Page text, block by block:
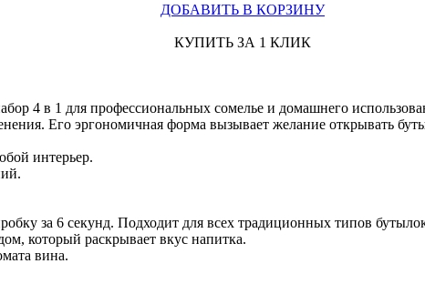
ДОБАВИТЬ В КОРЗИНУ
КУПИТЬ ЗА 1 КЛИК
4 в 1 для профессиональных сомелье и домашнего
Его эргономичная форма вызывает желание открывать
интерьер.
за 6 секунд. Подходит для всех традиционных типов
который раскрывает вкус напитка.
вина.